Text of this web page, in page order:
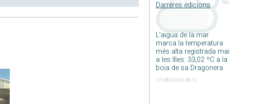
Darreres edicions
L’aigua de la mar
marca la temperatura
més alta registrada mai
a les Illes: 33,02 ºC a la
boia de sa Dragonera
07/08/2026 08:12